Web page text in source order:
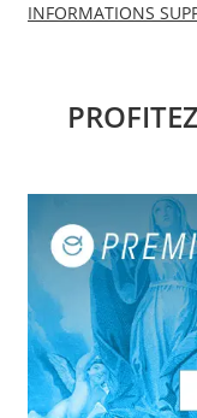
INFORMATIONS